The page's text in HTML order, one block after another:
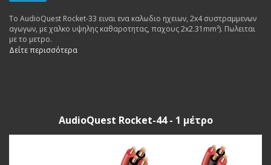
To AudioQuest Rocket-33 ειναι ενα καλωδιο ηχειων, 2x4 συστραμμενων
αγωγων, με χαλκο υψηλης καθαροτητας, παχους 2x2.31mm²). Πωλειται
με το μετρο.
Δείτε περισσότερα
AudioQuest Rocket-44 - 1 μέτρο